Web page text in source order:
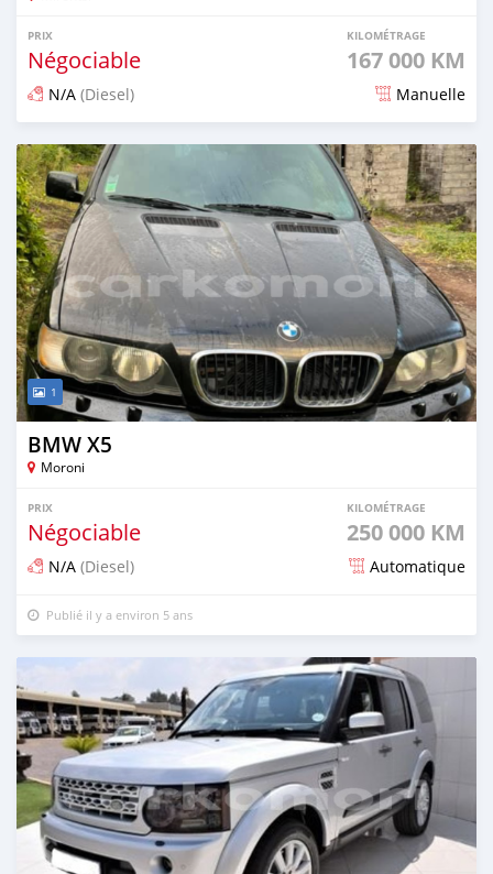
PRIX
Négociable
KILOMÉTRAGE
167 000 KM
N/A (Diesel) Manuelle
Publié il y a environ 5 ans
1
BMW X5
Moroni
PRIX
Négociable
KILOMÉTRAGE
250 000 KM
N/A (Diesel) Automatique
Publié il y a environ 5 ans